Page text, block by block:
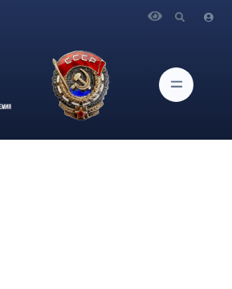
Российской Федерации учений по
нестратегического ядерного